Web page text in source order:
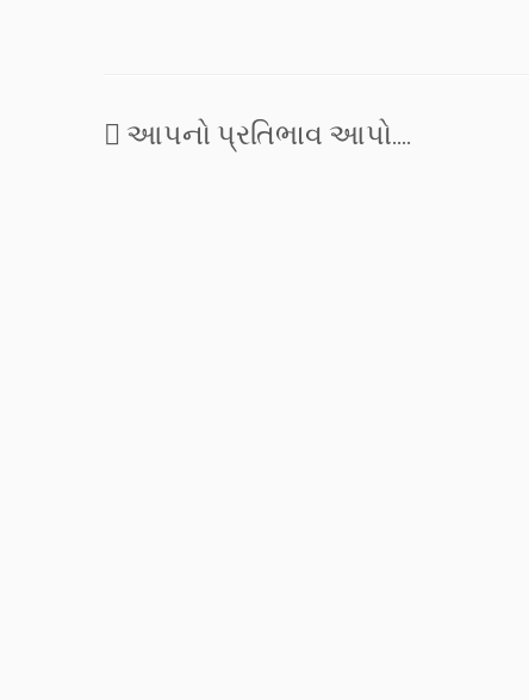
આપનો પ્રતિભાવ આપો....